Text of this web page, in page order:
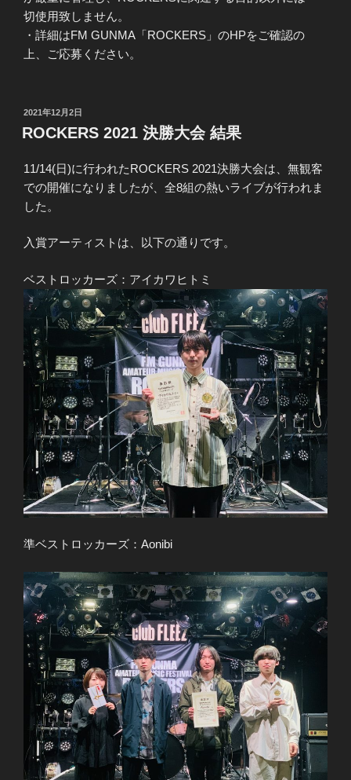
切使用致しません。
・詳細はFM GUNMA「ROCKERS」のHPをご確認の
上、ご応募ください。
投
稿
日:
2021年12月2日
ROCKERS 2021 決勝大会 結果
11/14(日)に行われたROCKERS 2021決勝大会は、無観客
での開催になりましたが、全8組の熱いライブが行われま
した。
入賞アーティストは、以下の通りです。
ベストロッカーズ：アイカワヒトミ
準ベストロッカーズ：Aonibi